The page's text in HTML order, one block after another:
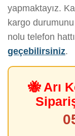
yapmaktayız.
kargo
nolu telefon
geçebilirsiniz.
🐝 Arı